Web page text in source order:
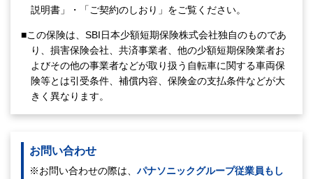
説明書」・「ご契約のしおり」をご覧ください。
■この保険は、SBI日本少額短期保険株式会社独自のものであ
り、損害保険会社、共済事業者、他の少額短期保険業者お
よびその他の事業者などが取り扱う自転車に関する車両保
険等とは引受条件、補償内容、保険金の支払条件などが大
きく異なります。
お問い合わせ
※お問い合わせの際は、 パナソニックグループ従業員もし